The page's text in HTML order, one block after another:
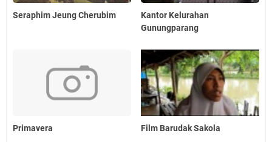
Seraphim Jeung Cherubim
Kantor Kelurahan
Gunungparang
Primavera Film Barudak Sakola